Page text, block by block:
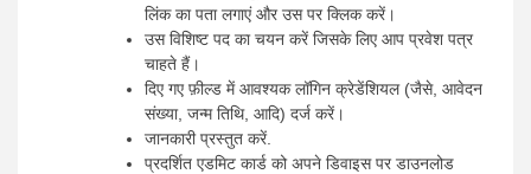
लिंक का पता लगाएं और उस पर क्लिक करें।
उस विशिष्ट पद का चयन करें जिसके लिए आप प्रवेश पत्र
चाहते हैं।
दिए गए फ़ील्ड में आवश्यक लॉगिन क्रेडेंशियल (जैसे, आवेदन
संख्या, जन्म तिथि, आदि) दर्ज करें।
जानकारी प्रस्तुत करें.
प्रदर्शित एडमिट कार्ड को अपने डिवाइस पर डाउनलोड